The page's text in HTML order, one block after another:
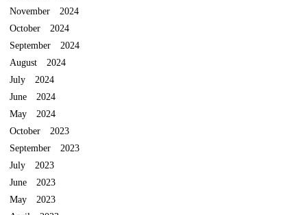
November 2024
October 2024
September 2024
August 2024
July 2024
June 2024
May 2024
October 2023
September 2023
July 2023
June 2023
May 2023